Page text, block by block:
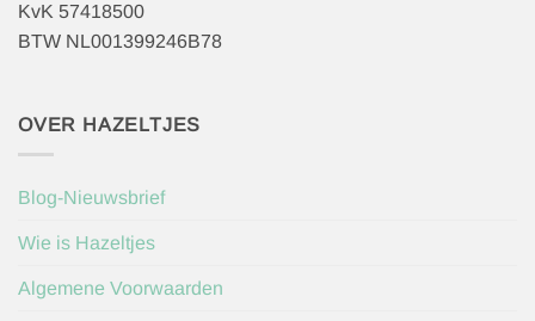
KvK 57418500
BTW NL001399246B78
OVER HAZELTJES
Blog-Nieuwsbrief
Wie is Hazeltjes
Algemene Voorwaarden